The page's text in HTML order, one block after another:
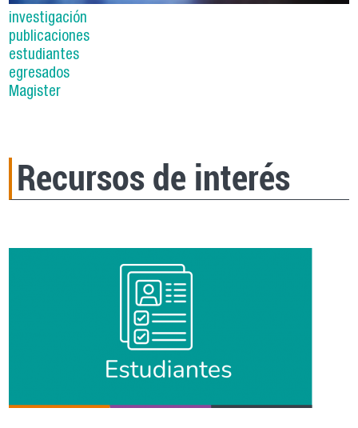
investigación
publicaciones
estudiantes
egresados
Magister
Recursos de interés